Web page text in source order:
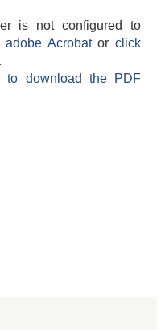
is not configured to
adobe Acrobatorclick
to download the PDF